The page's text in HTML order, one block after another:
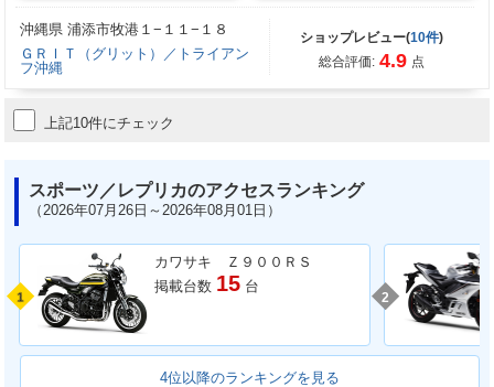
沖縄県 浦添市牧港１−１１−１８
ＧＲＩＴ（グリット）／トライアン
フ沖縄
ショップレビュー(10件)
総合評価: 4.9 点
上記10件にチェック
スポーツ／レプリカのアクセスランキング
（2026年07月26日～2026年08月01日）
1
カワサキ Ｚ９００ＲＳ
掲載台数 15 台
2
4位以降のランキングを見る